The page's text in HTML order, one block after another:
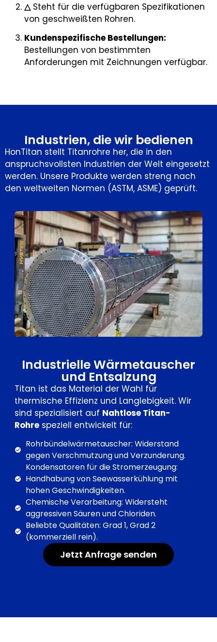
△Steht für die verfügbaren Spezifikationen
von geschweißten Rohren.
Kundenspezifische Bestellungen:
Bestellungen von bestimmten
Anforderungen mit Zeichnungen verfügbar.
Industrien, die wir bedienen
HonTitan stellt Titanrohre her, die in den
anspruchsvollsten Industrien der Welt eingesetzt
werden. Unsere Produkte werden streng nach
den weltweiten Normen (ASTM, ASME) geprüft.
Industrielle Wärmetauscher
und Entsalzung
Titan ist das Material der Wahl für
thermische Effizienz und Langlebigkeit. Wir
sind spezialisiert auf Nahtlose Titan-
Rohre speziell entwickelt für:
Rohrbündelwärmetauscher: Widerstand
gegen Verschmutzung und Verzunderung.
Kondensatoren für die Stromerzeugung:
Handhabung von Seewasserkühlung mit
hohen Geschwindigkeiten.
Chemische Verarbeitung: Widersteht
aggressiven Säuren und Chloriden.
Beliebte Qualitäten: Grad 1, Grad 2
(kommerziell rein).
Jetzt Anfrage senden